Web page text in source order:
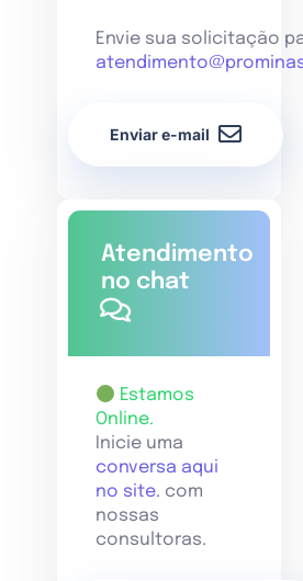
Envie sua solicitação
Enviar e-mail
Atendimento
no chat
Estamos
Online.
Inicie uma
conversa aqui
no site. com
nossas
consultoras.